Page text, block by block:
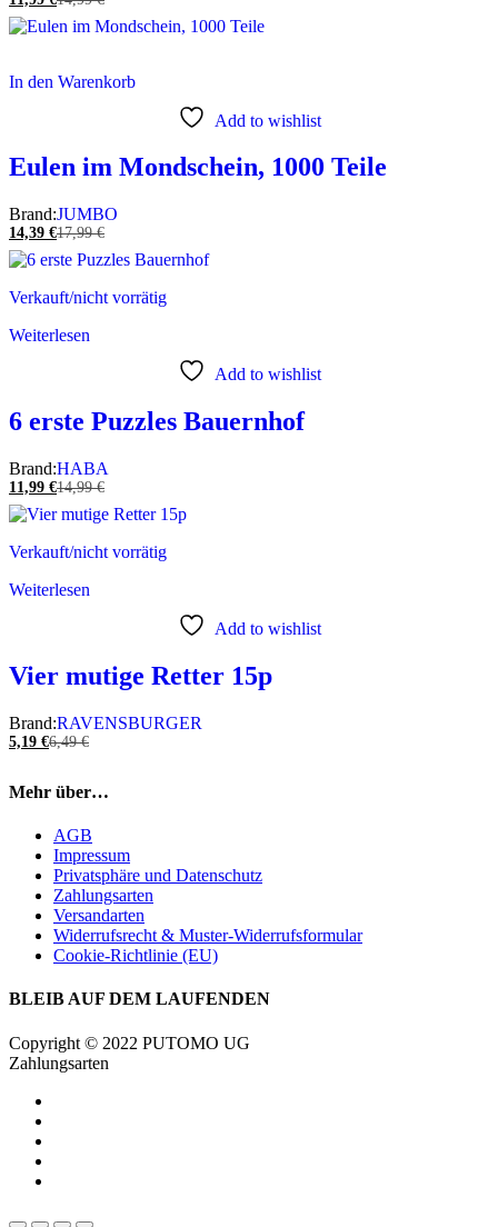
In den Warenkorb
Add to wishlist
Eulen im Mondschein, 1000 Teile
Brand:JUMBO
14,39 €17,99€
Verkauft/nicht vorrätig
Weiterlesen
Add to wishlist
6 erste Puzzles Bauernhof
Brand:HABA
11,99 €14,99€
Verkauft/nicht vorrätig
Weiterlesen
Add to wishlist
Vier mutige Retter 15p
Brand:RAVENSBURGER
5,19 €6,49€
Mehr über…
AGB
Impressum
Privatsphäre und Datenschutz
Zahlungsarten
Versandarten
Widerrufsrecht & Muster-Widerrufsformular
Cookie-Richtlinie (EU)
BLEIB AUF DEM LAUFENDEN
Copyright © 2022 PUTOMO UG
Zahlungsarten